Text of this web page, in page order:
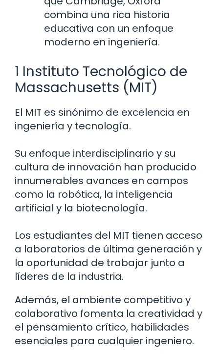
combina una rica historia
educativa con un enfoque
moderno en ingeniería.
1 Instituto Tecnológico de
Massachusetts (MIT)
El MIT es sinónimo de excelencia en
ingeniería y tecnología.
Su enfoque interdisciplinario y su
cultura de innovación han producido
innumerables avances en campos
como la robótica, la inteligencia
artificial y la biotecnología.
Los estudiantes del MIT tienen acceso
a laboratorios de última generación y
la oportunidad de trabajar junto a
líderes de la industria.
Además, el ambiente competitivo y
colaborativo fomenta la creatividad y
el pensamiento crítico, habilidades
esenciales para cualquier ingeniero.